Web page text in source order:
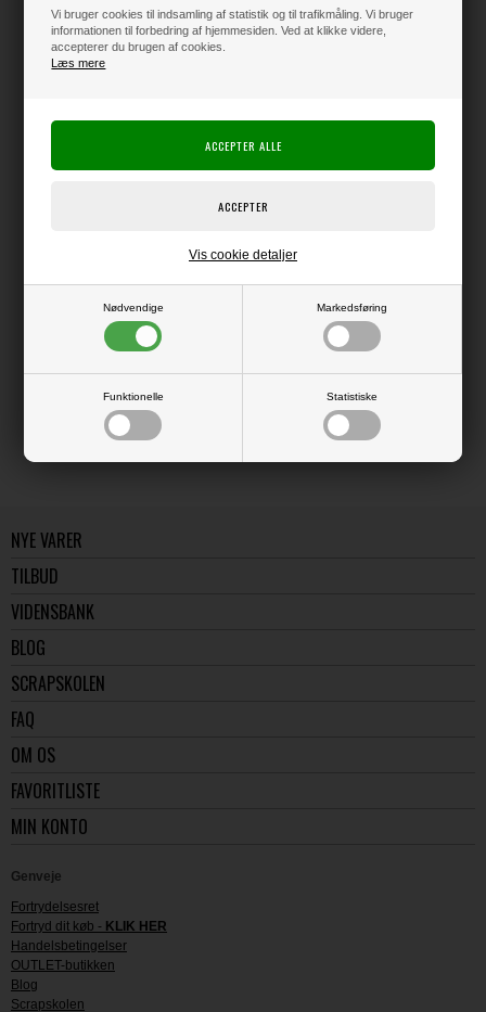
Vi bruger cookies til indsamling af statistik og til trafikmåling. Vi bruger
informationen til forbedring af hjemmesiden. Ved at klikke videre,
accepterer du brugen af cookies.
Læs mere
Nødvendige Markedsføring
Funktionelle Statistiske
Vis cookie detaljer
Klik her for pris inkl. fragt
LÆS OG BLIV INSPIRERET
Læs flere artikler...
NYE VARER
TILBUD
VIDENSBANK
BLOG
SCRAPSKOLEN
FAQ
OM OS
FAVORITLISTE
MIN KONTO
Genveje
Fortrydelsesret
Fortryd dit køb - KLIK HER
Handelsbetingelser
OUTLET-butikken
Blog
Scrapskolen